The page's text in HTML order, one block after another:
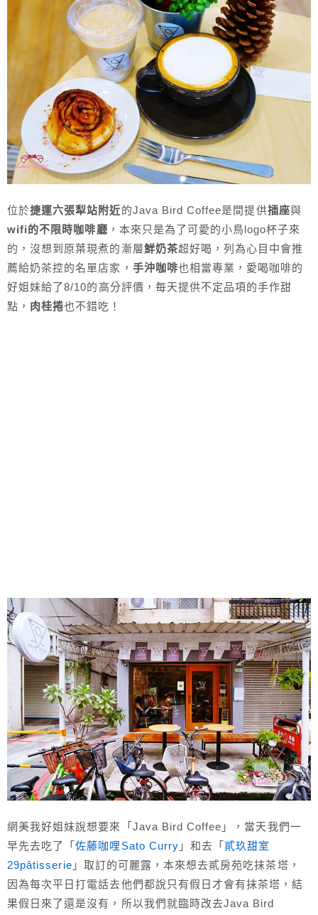
位於捷運六張犁站附近的Java Bird Coffee是間提供插座與
wifi的不限時咖啡廳 ，本來只是為了可愛的小鳥logo杯子來
的，沒想到原葉現煮的漸層鮮奶茶超好喝，列為心目中會推
薦給奶茶控的名單店家， 手沖咖啡也相當專業，愛喝咖啡的
好姐妹給了8/10的高分評價，每天提供不定品項的手作甜
點， 肉桂捲也不錯吃！
網美我好姐妹說想要來「Java Bird Coffee」，當天我們一
早先去吃了「佐藤咖哩Sato Curry 」和去「貳玖甜室
29pâtisserie 」取訂的可麗露，本來想去貳房苑吃抹茶塔，
因為每次平日打電話去他們都說只有假日才會有抹茶塔，結
果假日來了還是沒有，所以我們就臨時改去Java Bird